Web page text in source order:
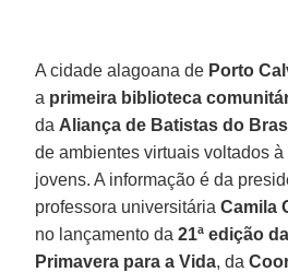
A cidade alagoana de Porto
a primeira biblioteca
da Aliança de Batistas do
de ambientes virtuais voltados
jovens. A informação é da
professora universitáriaCamila
no lançamento da21ª edição
Primavera para a Vida, da